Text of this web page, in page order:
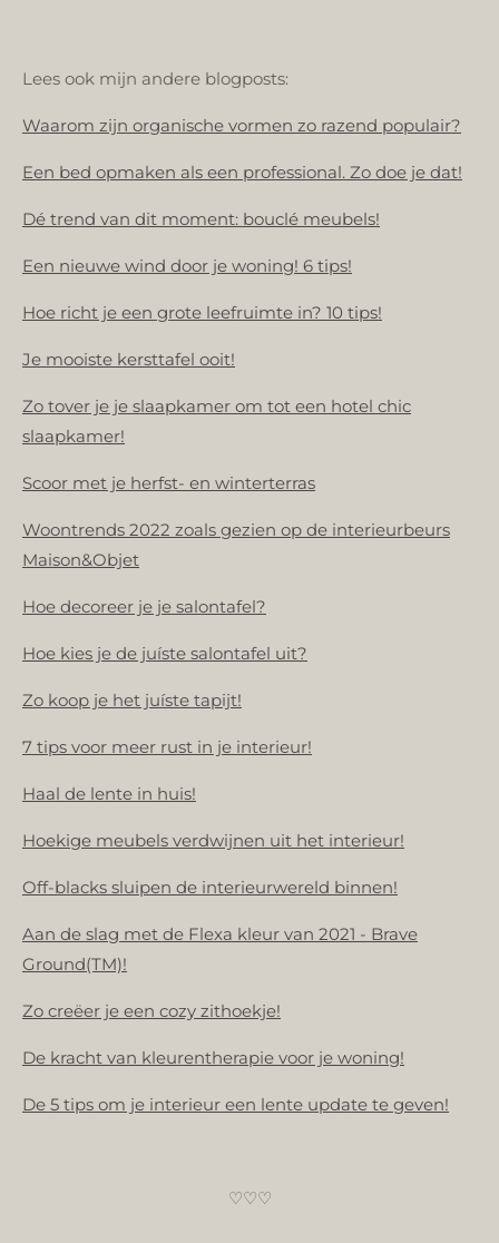
Lees ook mijn andere blogposts:
Waarom zijn organische vormen zo razend populair?
Een bed opmaken als een professional. Zo doe je dat!
Dé trend van dit moment: bouclé meubels!
Een nieuwe wind door je woning! 6 tips!
Hoe richt je een grote leefruimte in? 10 tips!
Je mooiste kersttafel ooit!
Zo tover je je slaapkamer om tot een hotel chic
slaapkamer!
Scoor met je herfst- en winterterras
Woontrends 2022 zoals gezien op de interieurbeurs
Maison&Objet
Hoe decoreer je je salontafel?
Hoe kies je de juíste salontafel uit?
Zo koop je het juíste tapijt!
7 tips voor meer rust in je interieur!
Haal de lente in huis!
Hoekige meubels verdwijnen uit het interieur!
Off-blacks sluipen de interieurwereld binnen!
Aan de slag met de Flexa kleur van 2021 - Brave
Ground(TM)!
Zo creëer je een cozy zithoekje!
De kracht van kleurentherapie voor je woning!
De 5 tips om je interieur een lente update te geven!
♡♡♡